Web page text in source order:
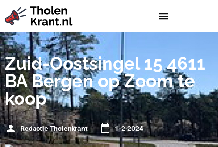
Zuid-Oostsingel 15 4611
BA Bergen op Zoom te
koop
Redactie Tholenkrant 1-2-2024